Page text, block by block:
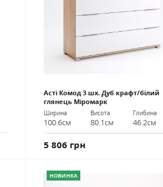
Асті Комод 3 шх. Дуб крафт/білий
глянець Міромарк
Ширина
100.6см
Висота
80.1см
Глибина
46.2см
5 806 грн
НОВИНКА